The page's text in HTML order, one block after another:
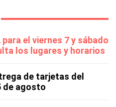
el viernes 7 y sábado
los lugares y horarios
de tarjetas del
de agosto